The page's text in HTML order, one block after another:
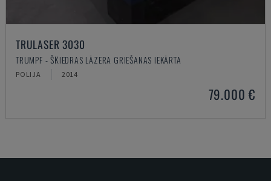
TRULASER 3030
TRUMPF - ŠĶIEDRAS LĀZERA GRIEŠANAS IEKĀRTA
POLIJA 2014
79.000 €